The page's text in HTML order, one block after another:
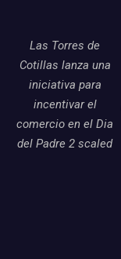
Las Torres de
Cotillas lanza una
iniciativa para
incentivar el
comercio en el Dia
del Padre 2 scaled